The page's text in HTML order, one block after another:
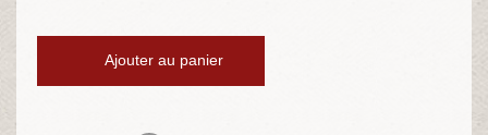
Ajouter au panier